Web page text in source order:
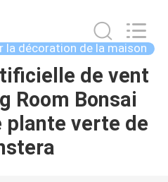
la décoration de la maison
de vent
Room Bonsai
plante verte de